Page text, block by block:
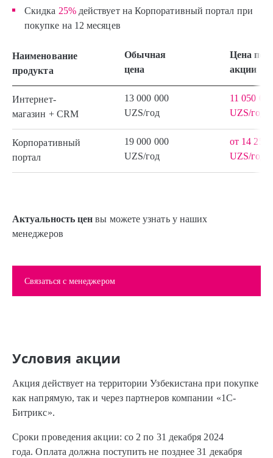
Скидка 25%действует на Корпоративный портал при
покупке на 12 месяцев
Наименование
продукта
Обычная
цена
Цена по
акции
Интернет-
магазин + CRM
13 000 000
UZS/год
11 050 000
UZS/год
Корпоративный
портал
19 000 000
UZS/год
от 14 250
UZS/год
Актуальность цен вы можете узнать у наших
менеджеров
Связаться с менеджером
Условия акции
Акция действует на территории Узбекистана при покупке
как напрямую, так и через партнеров компании «1С-
Битрикс».
Сроки проведения акции: со 2 по 31 декабря 2024
года. Оплата должна поступить не позднее 31 декабря